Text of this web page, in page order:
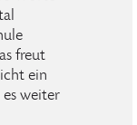
freut
ein
weiter